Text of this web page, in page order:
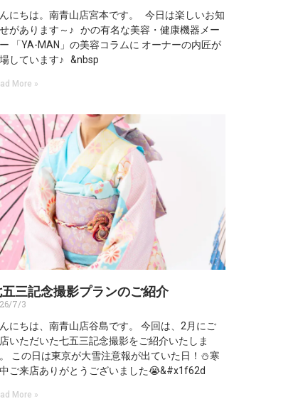
にちは。南青山店宮本です。 今日は楽しいお知
があります～♪ かの有名な美容・健康機器メー
「YA-MAN」の美容コラムに オーナーの内匠が
しています♪ &nbsp
More »
三記念撮影プランのご紹介
7/3
にちは、南青山店谷島です。 今回は、2月にご
いただいた七五三記念撮影をご紹介いたしま
この日は東京が大雪注意報が出ていた日！⛄寒
ご来店ありがとうございました😭&#x1f62d
More »